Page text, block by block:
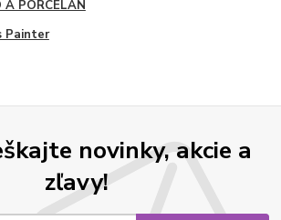
A PORCELÁN
Painter
novinky, akcie a
zľavy!